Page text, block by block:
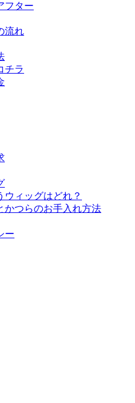
フター
流れ
チラ
ウィッグはどれ？
かつらのお手入れ方法
ー